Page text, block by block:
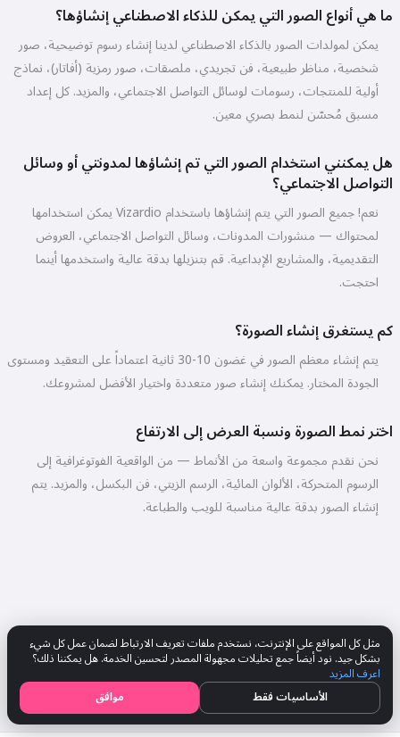
ما هي أنواع الصور التي يمكن للذكاء الاصطناعي إنشاؤها؟
يمكن لمولدات الصور بالذكاء الاصطناعي لدينا إنشاء رسوم توضيحية، صور
شخصية، مناظر طبيعية، فن تجريدي، ملصقات، صور رمزية (أفاتار)، نماذج
أولية للمنتجات، رسومات لوسائل التواصل الاجتماعي، والمزيد. كل إعداد
مسبق مُحسّن لنمط بصري معين.
هل يمكنني استخدام الصور التي تم إنشاؤها لمدونتي أو وسائل
التواصل الاجتماعي؟
نعم! جميع الصور التي يتم إنشاؤها باستخدام Vizardio يمكن استخدامها
لمحتواك — منشورات المدونات، وسائل التواصل الاجتماعي، العروض
التقديمية، والمشاريع الإبداعية. قم بتنزيلها بدقة عالية واستخدمها أينما
احتجت.
كم يستغرق إنشاء الصورة؟
يتم إنشاء معظم الصور في غضون 10-30 ثانية اعتماداً على التعقيد ومستوى
الجودة المختار. يمكنك إنشاء صور متعددة واختيار الأفضل لمشروعك.
اختر نمط الصورة ونسبة العرض إلى الارتفاع
نحن نقدم مجموعة واسعة من الأنماط — من الواقعية الفوتوغرافية إلى
الرسوم المتحركة، الألوان المائية، الرسم الزيتي، فن البكسل، والمزيد. يتم
إنشاء الصور بدقة عالية مناسبة للويب والطباعة.
مثل كل المواقع على الإنترنت، نستخدم ملفات تعريف الارتباط لضمان عمل كل شيء
بشكل جيد. نود أيضاً جمع تحليلات مجهولة المصدر لتحسين الخدمة. هل يمكننا ذلك؟
اعرف المزيد
الأساسيات فقط
موافق